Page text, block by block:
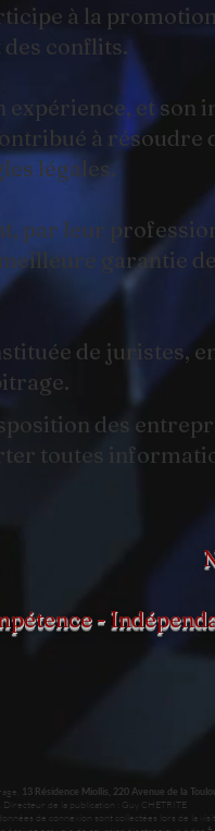
à la
conflits.
expérience, et son
à résoudre
légales.
par leur
garantie
de juristes,
des
toutes
-
13 Résidence Miollis, 220 Avenue de la
Directeur de la publication : Guy CHETRITE
de connexion sont collectées lors de la